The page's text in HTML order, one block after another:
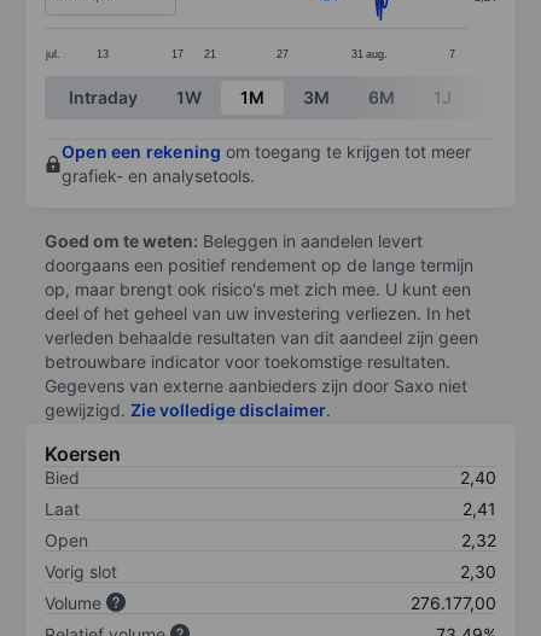
jul. 13 17 21 27 31 aug. 7
End of interactive chart.
Intraday 1W 1M 3M 6M 1J
Open een rekening om toegang te krijgen tot meer
grafiek- en analysetools.
Goed om te weten: Beleggen in aandelen levert
doorgaans een positief rendement op de lange termijn
op, maar brengt ook risico's met zich mee. U kunt een
deel of het geheel van uw investering verliezen. In het
verleden behaalde resultaten van dit aandeel zijn geen
betrouwbare indicator voor toekomstige resultaten.
Gegevens van externe aanbieders zijn door Saxo niet
gewijzigd. Zie volledige disclaimer.
Koersen
Bied
2,40
Laat
2,41
Open
2,32
Vorig slot
2,30
Volume
276.177,00